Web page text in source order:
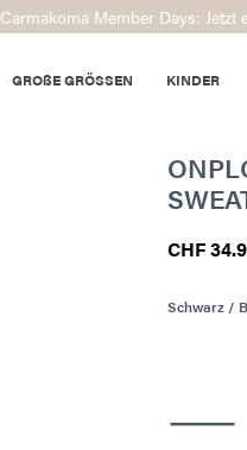
Carmakoma Member Days: Jetzt
GROßE GRÖSSEN KINDER
CHF
Schwarz /